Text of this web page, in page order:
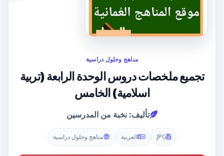
مناهج وحلول دراسية
تجميع ملخصات دروس الوحدة الرابعة (تربية
اسلامية) الخامس
تأليف: نخبة من المدرسين
JPG العربية مناهج وحلول دراسية